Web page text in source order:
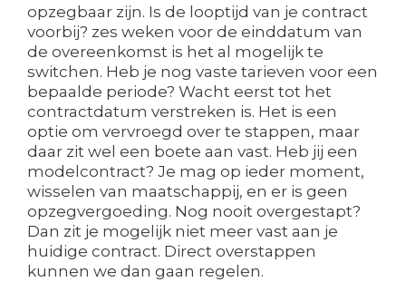
opzegbaar zijn. Is de looptijd van je contract
voorbij? zes weken voor de einddatum van
de overeenkomst is het al mogelijk te
switchen. Heb je nog vaste tarieven voor een
bepaalde periode? Wacht eerst tot het
contractdatum verstreken is. Het is een
optie om vervroegd over te stappen, maar
daar zit wel een boete aan vast. Heb jij een
modelcontract? Je mag op ieder moment,
wisselen van maatschappij, en er is geen
opzegvergoeding. Nog nooit overgestapt?
Dan zit je mogelijk niet meer vast aan je
huidige contract. Direct overstappen
kunnen we dan gaan regelen.